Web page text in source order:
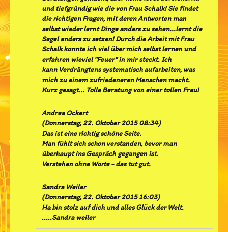
und tiefgründig wie die von Frau Schalk! Sie findet
die richtigen Fragen, mit deren Antworten man
selbst wieder lernt Dinge anders zu sehen...lernt die
Segel anders zu setzen! Durch die Arbeit mit Frau
Schalk konnte ich viel über mich selbst lernen und
erfahren wieviel "Feuer" in mir steckt. Ich
kann Verdrängtens systematisch aufarbeiten, was
mich zu einem zufriedeneren Menschen macht.
Kurz gesagt... Tolle Beratung von einer tollen Frau!
Andrea Ockert
(Donnerstag, 22. Oktober 2015 08:34)
Das ist eine richtig schöne Seite.
Man fühlt sich schon verstanden, bevor man
überhaupt ins Gespräch gegangen ist.
Verstehen ohne Worte - das tut gut.
Sandra Weiler
(Donnerstag, 22. Oktober 2015 16:03)
Ha bin stolz auf dich und alles Glück der Welt.
.....Sandra weiler